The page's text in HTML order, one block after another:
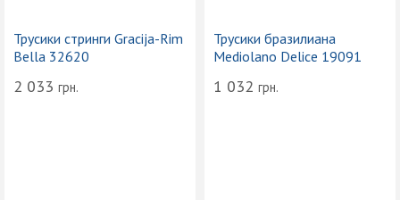
Трусики стринги Gracija-Rim
Bella 32620
2 033 грн.
Трусики бразилиана
Mediolano Delice 19091
1 032 грн.